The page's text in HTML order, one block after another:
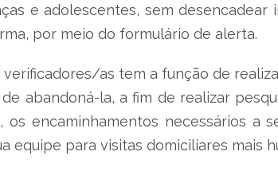
e adolescentes, sem
por meio do formulário de alerta.
as tem a função de
abandoná-la, a fim de realizar
os encaminhamentos necessários a
para visitas domiciliares mais